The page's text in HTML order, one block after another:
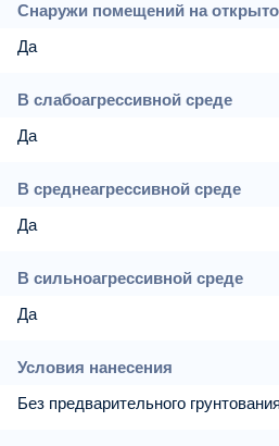
Снаружи помещений на
Да
В слабоагрессивной среде
Да
В среднеагрессивной среде
Да
В сильноагрессивной среде
Да
Условия нанесения
Без предварительного грунтования